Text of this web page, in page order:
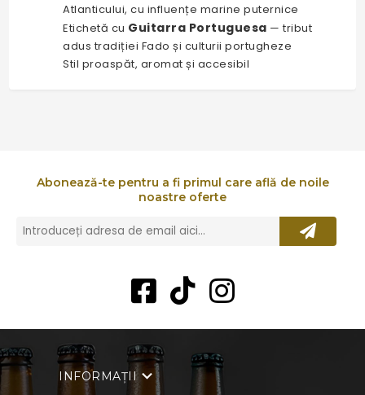
Atlanticului, cu influențe marine puternice
Etichetă cu Guitarra Portuguesa — tribut
adus tradiției Fado și culturii portugheze
Stil proaspăt, aromat și accesibil
Abonează-te pentru a fi primul care află de noile
noastre oferte
INFORMAȚII